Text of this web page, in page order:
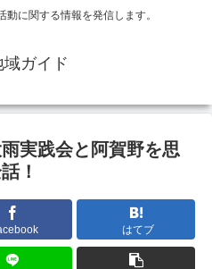
に関する情報を発信します。
域ガイド
実践会と阿賀野を思
！
はてブ